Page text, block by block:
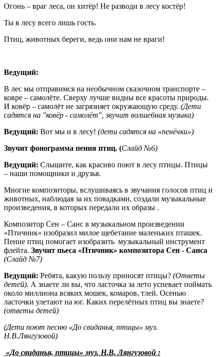
Огонь – враг леса, он хитёр! Не разводи в лесу костёр!
Ты в лесу всего лишь гость.
Птиц, животных береги, ведь они нам не враги!
Ведущий:
В лес мы отправимся на необычном сказочном транспорте –
ковре – самолёте. Сверху лучше видны все красоты природы.
И ковёр – самолёт не загрязняет окружающую среду. (Дети
садятся на "ковёр - самолёт", звучит волшебная музыка)
Ведущий: Вот мы и в лесу! (дети садятся на «пенёчки»)
Звучит фонограмма пения птиц. (Слайд №6)
Ведущий: Слышите, как красиво поют в лесу птицы. Птицы
– наши помощники и друзья.
Многие композиторы, вслушиваясь в звучания голосов птиц и
животных, наблюдая за их повадками, создали музыкальные
произведения, в которых передали их образы .
Композитор Сен – Санс в музыкальном произведении
«Птичник» изобразил милое щебетание маленьких пташек.
Пение птиц помогает изобразить музыкальный инструмент
флейта. Звучит пьеса «Птичник» композитора Сен - Санса
(Слайд №7)
Ведущий: Ребята, какую пользу приносят птицы? (Ответы
детей). А знаете ли вы, что ласточка за лето успевает поймать
около миллиона всяких мошек, комаров, тлей. Осенью
ласточки улетают на юг. Каких перелётных птиц вы знаете?
(ответы детей)
(Дети поют песню «До свиданья, птицы» муз.
Н.В.Лянгузовой)
«До свиданья, птицы» муз. Н.В. Лянгузовой :